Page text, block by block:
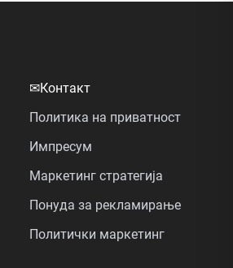
✉Контакт
Политика на приватност
Импресум
Маркетинг стратегија
Понуда за рекламирање
Политички маркетинг